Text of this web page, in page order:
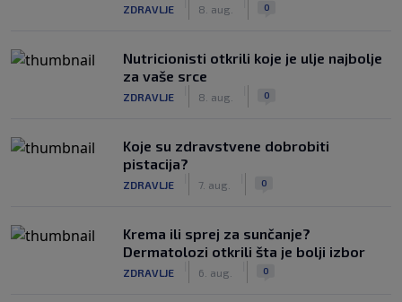
ZDRAVLJE 8. aug. 0
Nutricionisti otkrili koje je ulje najbolje
za vaše srce
ZDRAVLJE 8. aug. 0
Koje su zdravstvene dobrobiti
pistacija?
ZDRAVLJE 7. aug. 0
Krema ili sprej za sunčanje?
Dermatolozi otkrili šta je bolji izbor
ZDRAVLJE 6. aug. 0